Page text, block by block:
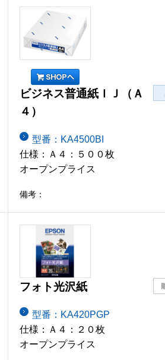
ビジネス普通紙ＩＪ（Ａ
４）
型番：KA4500BI
仕様：Ａ４：５００枚
オープンプライス
備考：
フォト光沢紙
型番：KA420PGP
仕様：Ａ４：２０枚
オープンプライス